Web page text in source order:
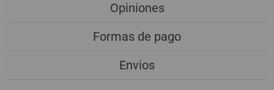
Opiniones
Formas de pago
Envios